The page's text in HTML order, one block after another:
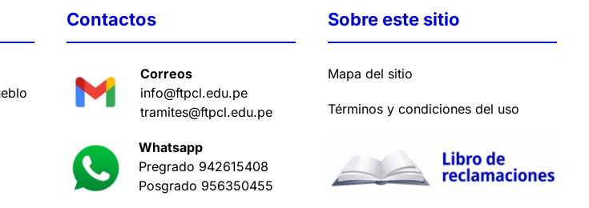
Contactos
Correos
info@ftpcl.edu.pe
tramites@ftpcl.edu.pe
Whatsapp
Pregrado 942615408
Posgrado 956350455
Sobre este sitio
Mapa del sitio
Términos y condiciones del uso